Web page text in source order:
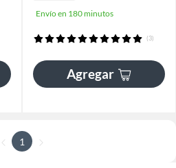
Envío en 180 minutos
(3)
Agregar
1